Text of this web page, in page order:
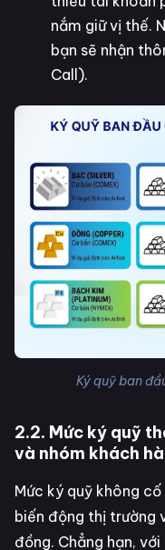
nắm giữ vị thế.
bạn sẽ nhận
Call).
Ký quỹ ban
2.2. Mức ký quỹ
và nhóm khách
Mức ký quỹ không
biến động thị trường
đồng. Chẳng hạn,